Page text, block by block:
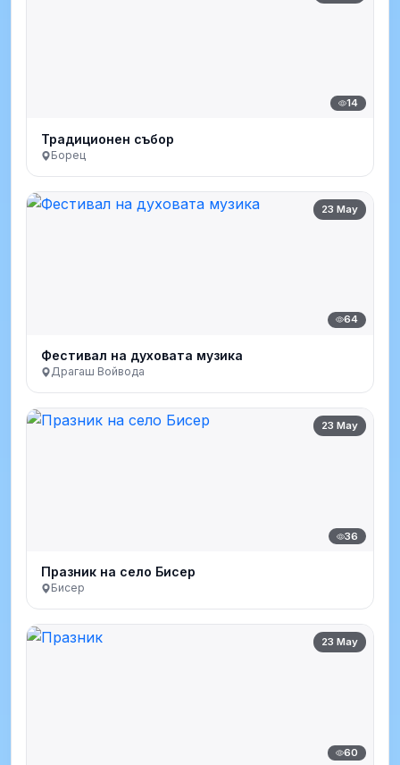
14
Традиционен събор
Борец
23 May
64
Фестивал на духовата музика
Драгаш Войвода
23 May
36
Празник на село Бисер
Бисер
23 May
60